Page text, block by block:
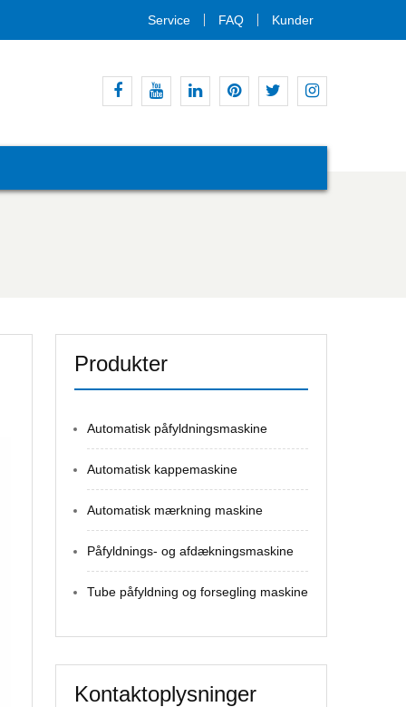
Service FAQ Kunder
Produkter
Automatisk påfyldningsmaskine
Automatisk kappemaskine
Automatisk mærkning maskine
Påfyldnings- og afdækningsmaskine
Tube påfyldning og forsegling maskine
Kontaktoplysninger